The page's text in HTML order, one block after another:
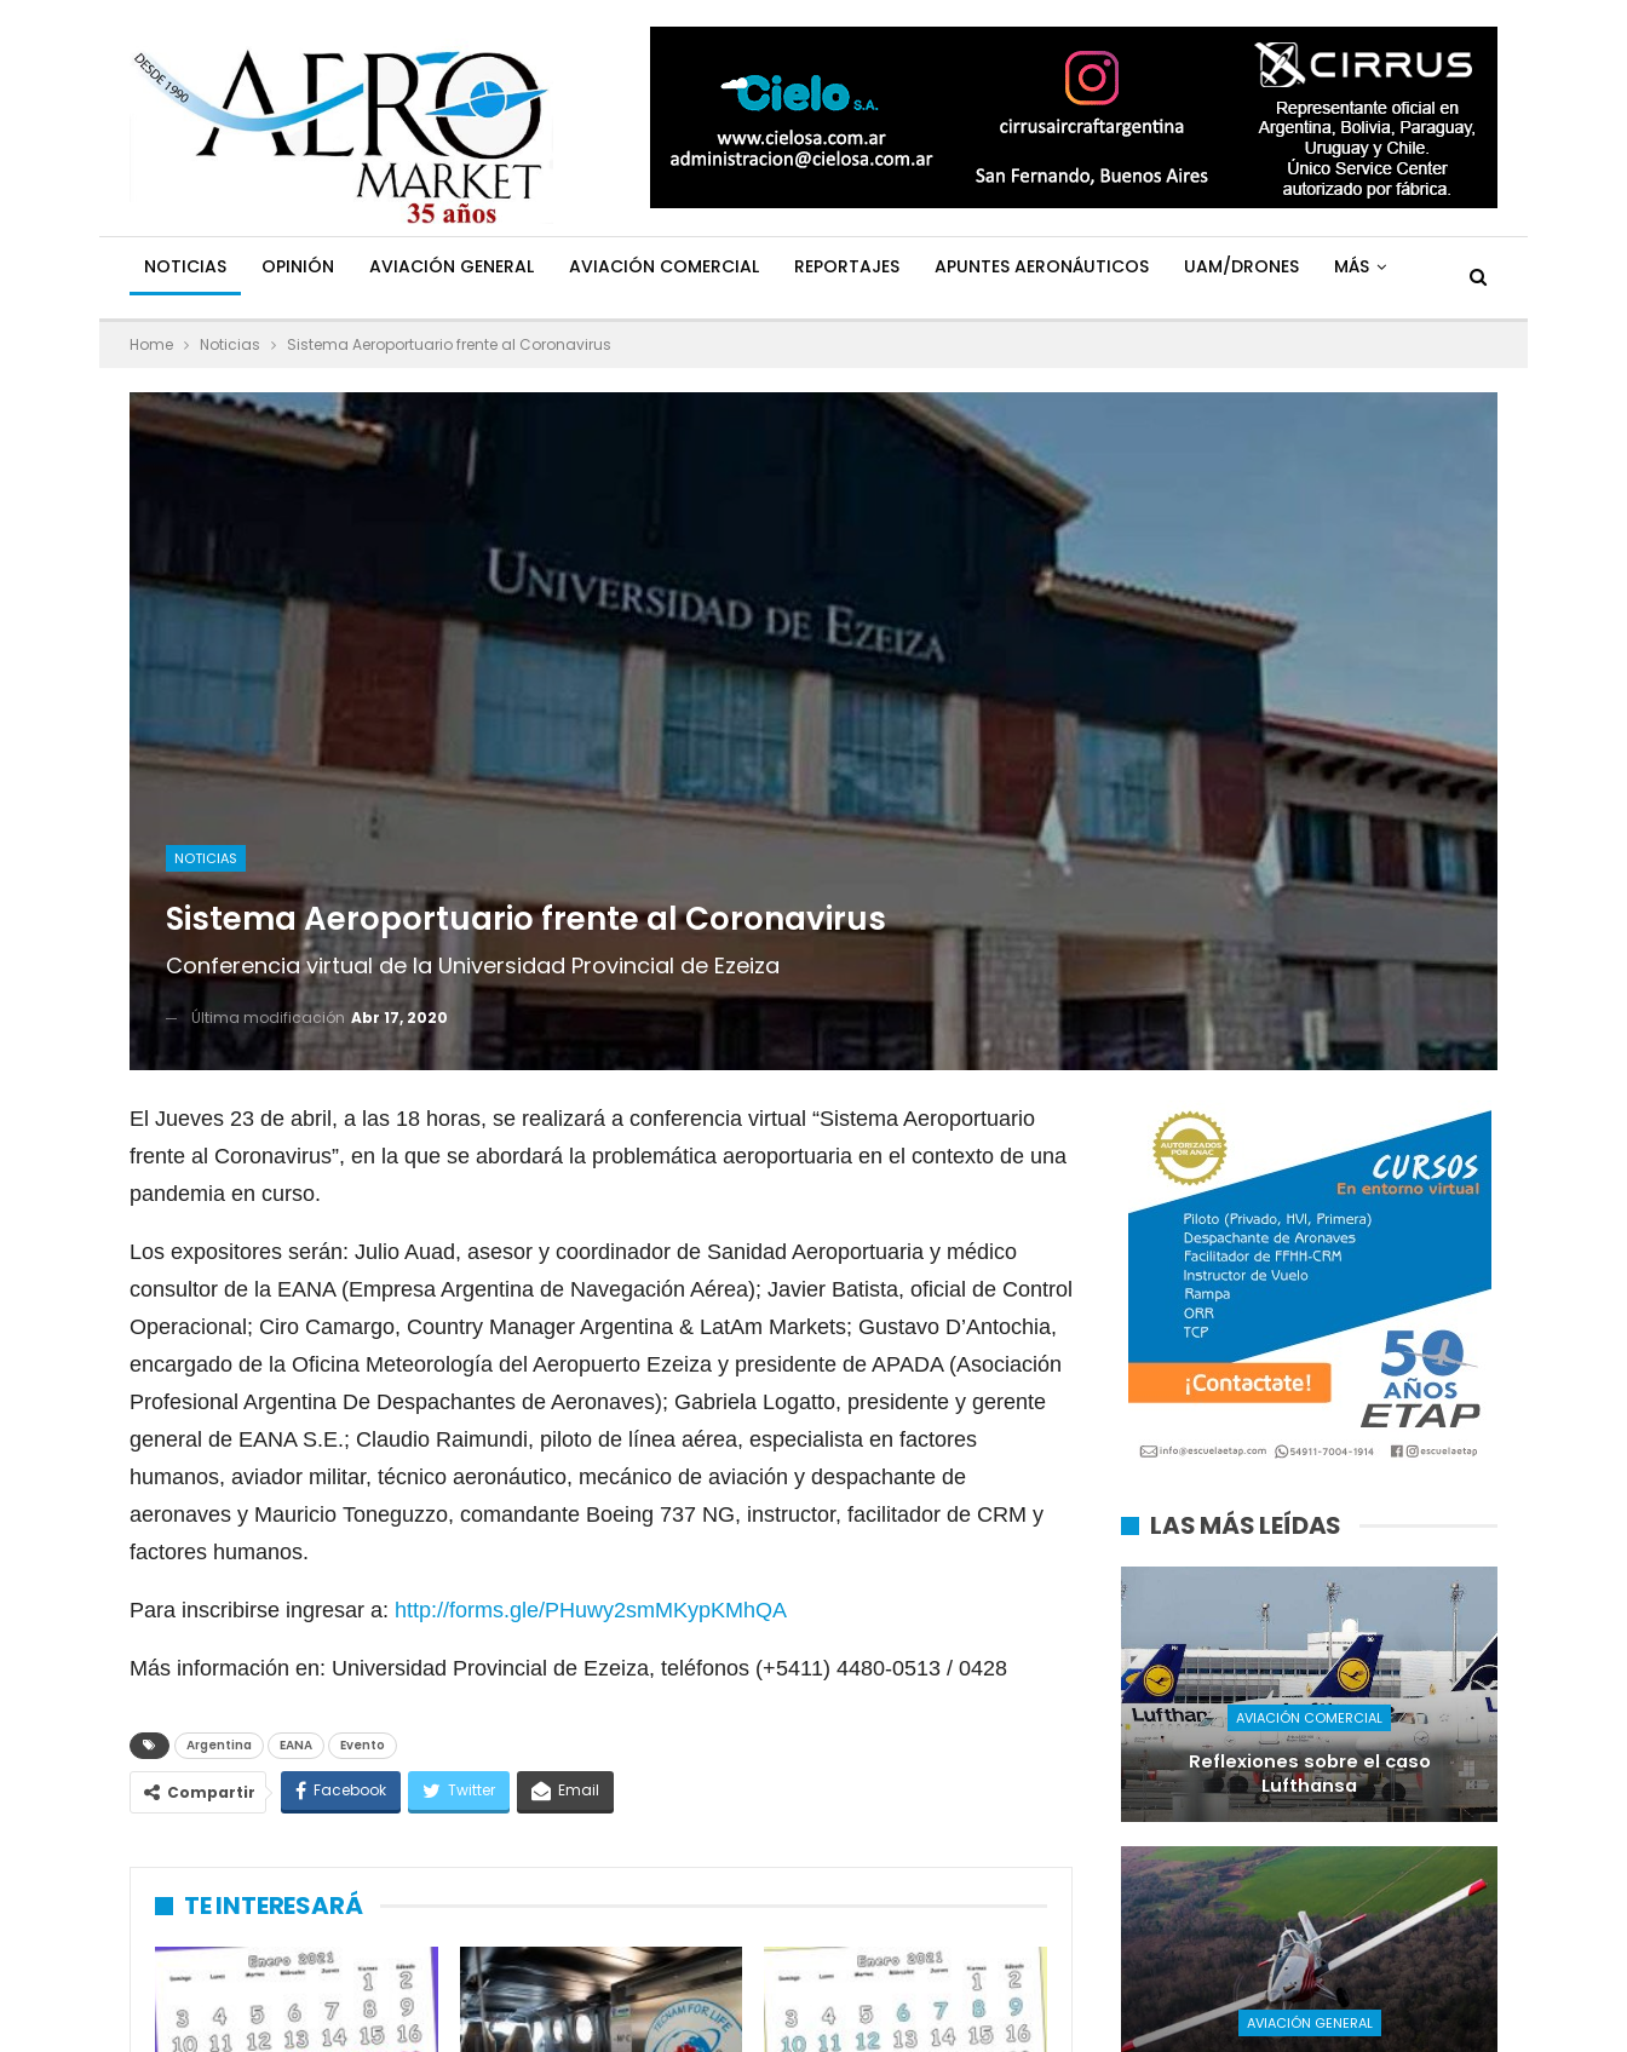
NOTICIAS OPINIÓN AVIACIÓN GENERAL AVIACIÓN COMERCIAL REPORTAJES APUNTES AERONÁUTICOS UAM/DRONES MÁS
Home Noticias Sistema Aeroportuario frente al Coronavirus
NOTICIAS
Sistema Aeroportuario frente al Coronavirus
Conferencia virtual de la Universidad Provincial de Ezeiza
Última modificación Abr 17, 2020
El Jueves 23 de abril, a las 18 horas, se realizará a conferencia virtual “Sistema Aeroportuario
frente al Coronavirus”, en la que se abordará la problemática aeroportuaria en el contexto de una
pandemia en curso.
Los expositores serán: Julio Auad, asesor y coordinador de Sanidad Aeroportuaria y médico
consultor de la EANA (Empresa Argentina de Navegación Aérea); Javier Batista, oficial de Control
Operacional; Ciro Camargo, Country Manager Argentina & LatAm Markets; Gustavo D’Antochia,
encargado de la Oficina Meteorología del Aeropuerto Ezeiza y presidente de APADA (Asociación
Profesional Argentina De Despachantes de Aeronaves); Gabriela Logatto, presidente y gerente
general de EANA S.E.; Claudio Raimundi, piloto de línea aérea, especialista en factores
humanos, aviador militar, técnico aeronáutico, mecánico de aviación y despachante de
aeronaves y Mauricio Toneguzzo, comandante Boeing 737 NG, instructor, facilitador de CRM y
factores humanos.
Para inscribirse ingresar a: http://forms.gle/PHuwy2smMKypKMhQA
Más información en: Universidad Provincial de Ezeiza, teléfonos (+5411) 4480-0513 / 0428
Argentina EANA Evento
Compartir Facebook Twitter Email
TE INTERESARÁ
LAS MÁS LEÍDAS
AVIACIÓN COMERCIAL
Reflexiones sobre el caso
Lufthansa
AVIACIÓN GENERAL